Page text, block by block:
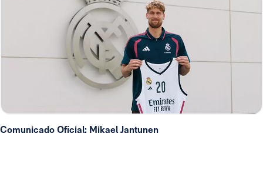
Comunicado Oficial: Mikael Jantunen